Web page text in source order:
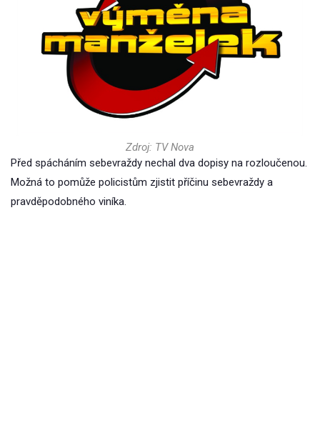
Zdroj: TV Nova
Před spácháním sebevraždy nechal dva dopisy na rozloučenou.
Možná to pomůže policistům zjistit příčinu sebevraždy a
pravděpodobného viníka.